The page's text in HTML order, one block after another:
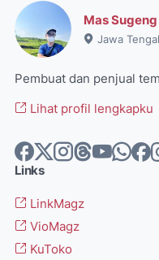
Mas Sugeng
Jawa
Pembuat dan penjual
Lihat profil lengkapku
Links
LinkMagz
VioMagz
KuToko